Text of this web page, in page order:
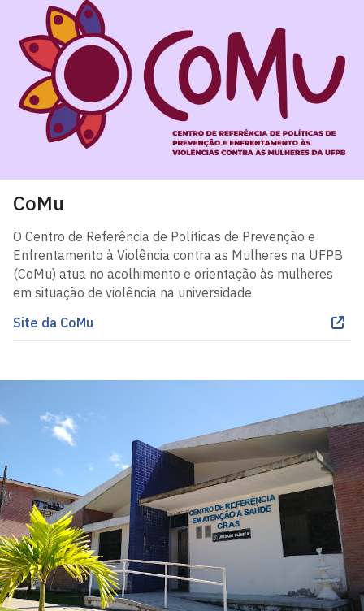
CoMu
O Centro de Referência de Políticas de Prevenção e
Enfrentamento à Violência contra as Mulheres na UFPB
(CoMu) atua no acolhimento e orientação às mulheres
em situação de violência na universidade.
Site da CoMu